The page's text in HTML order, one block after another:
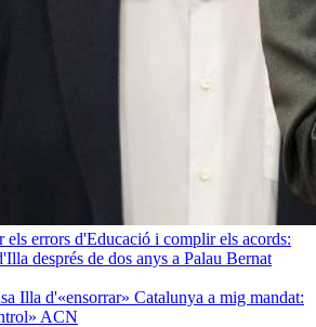
els errors d'Educació i complir els acords:
després de dos anys a Palau Bernat
Illa d'«ensorrar» Catalunya a mig mandat:
ACN